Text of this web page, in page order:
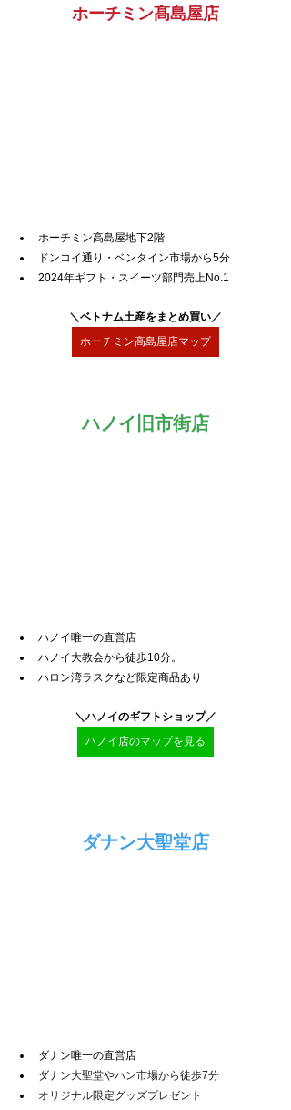
ホーチミン髙島屋店
ホーチミン高島屋地下2階
ドンコイ通り・ベンタイン市場から5分
2024年ギフト・スイーツ部門売上No.1
＼ベトナム土産をまとめ買い／
ホーチミン高島屋店マップ
ハノイ旧市街店
ハノイ唯一の直営店
ハノイ大教会から徒歩10分。
ハロン湾ラスクなど限定商品あり
＼ハノイのギフトショップ ／
ハノイ店のマップを見る
ダナン大聖堂店
ダナン唯一の直営店
ダナン大聖堂やハン市場から徒歩7分
オリジナル限定グッズプレゼント